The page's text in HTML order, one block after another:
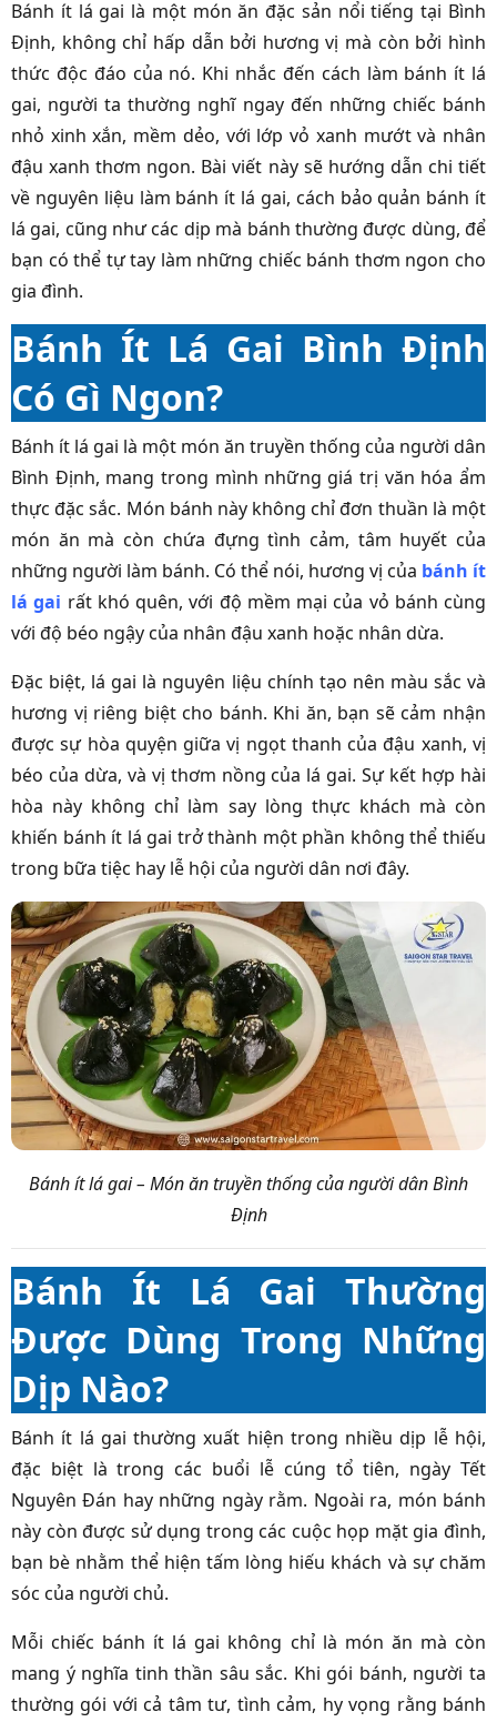
Bánh ít lá gai là một món ăn đặc sản nổi tiếng tại Bình
Định, không chỉ hấp dẫn bởi hương vị mà còn bởi hình
thức độc đáo của nó. Khi nhắc đến cách làm bánh ít lá
gai, người ta thường nghĩ ngay đến những chiếc bánh
nhỏ xinh xắn, mềm dẻo, với lớp vỏ xanh mướt và nhân
đậu xanh thơm ngon. Bài viết này sẽ hướng dẫn chi tiết
về nguyên liệu làm bánh ít lá gai, cách bảo quản bánh ít
lá gai, cũng như các dịp mà bánh thường được dùng, để
bạn có thể tự tay làm những chiếc bánh thơm ngon cho
gia đình.
Bánh Ít Lá Gai Bình Định
Có Gì Ngon?
Bánh ít lá gai là một món ăn truyền thống của người dân
Bình Định, mang trong mình những giá trị văn hóa ẩm
thực đặc sắc. Món bánh này không chỉ đơn thuần là một
món ăn mà còn chứa đựng tình cảm, tâm huyết của
những người làm bánh. Có thể nói, hương vị của bánh ít
lá gai rất khó quên, với độ mềm mại của vỏ bánh cùng
với độ béo ngậy của nhân đậu xanh hoặc nhân dừa.
Đặc biệt, lá gai là nguyên liệu chính tạo nên màu sắc và
hương vị riêng biệt cho bánh. Khi ăn, bạn sẽ cảm nhận
được sự hòa quyện giữa vị ngọt thanh của đậu xanh, vị
béo của dừa, và vị thơm nồng của lá gai. Sự kết hợp hài
hòa này không chỉ làm say lòng thực khách mà còn
khiến bánh ít lá gai trở thành một phần không thể thiếu
trong bữa tiệc hay lễ hội của người dân nơi đây.
Bánh ít lá gai – Món ăn truyền thống của người dân Bình
Định
Bánh Ít Lá Gai Thường
Được Dùng Trong Những
Dịp Nào?
Bánh ít lá gai thường xuất hiện trong nhiều dịp lễ hội,
đặc biệt là trong các buổi lễ cúng tổ tiên, ngày Tết
Nguyên Đán hay những ngày rằm. Ngoài ra, món bánh
này còn được sử dụng trong các cuộc họp mặt gia đình,
bạn bè nhằm thể hiện tấm lòng hiếu khách và sự chăm
sóc của người chủ.
Mỗi chiếc bánh ít lá gai không chỉ là món ăn mà còn
mang ý nghĩa tinh thần sâu sắc. Khi gói bánh, người ta
thường gói với cả tâm tư, tình cảm, hy vọng rằng bánh